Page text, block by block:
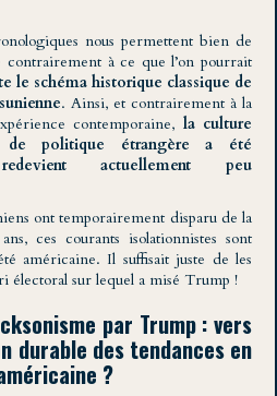
nous permettent bien de
contrairement à ce que l’on pourrait
le schéma historique classique de
. Ainsi, et contrairement à la
contemporaine, la culture
de politique étrangère a été
actuellement peu
ont temporairement disparu de la
ces courants isolationnistes sont
américaine. Il suffisait juste de les
électoral sur lequel a misé Trump !
par Trump : vers
durable des tendances en
?